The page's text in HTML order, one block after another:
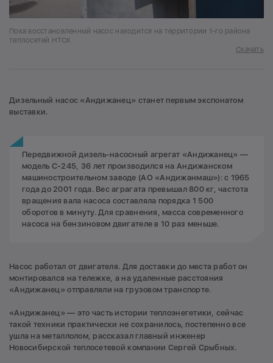
Пока восстановленный насос находится на территории 1-го района
теплосетей НТСК
Скачать
Дизельный насос «Андижанец» станет первым экспонатом
выставки.
Передвижной дизель-насосный агрегат «Андижанец» —
модель С-245, 36 лет производился на Андижанском
машиностроительном заводе (АО «Андижанмаш»): с 1965
года до 2001 года. Вес аграгата превышал 800 кг, частота
вращения вала насоса составляла порядка 1 500
оборотов в минуту. Для сравнения, масса современного
насоса на бензиновом двигателе в 10 раз меньше.
Насос работал от двигателя. Для доставки до места работ он
монтировался на тележке, а на удаленные расстояния
«Андижанец» отправляли на грузовом транспорте.
«Андижанец» — это часть истории теплоэнегетики, сейчас
такой техники практически не сохранилось, постепенно все
ушла на металлолом, рассказал главный инженер
Новосибирской теплосетевой компании Сергей Срыбных.